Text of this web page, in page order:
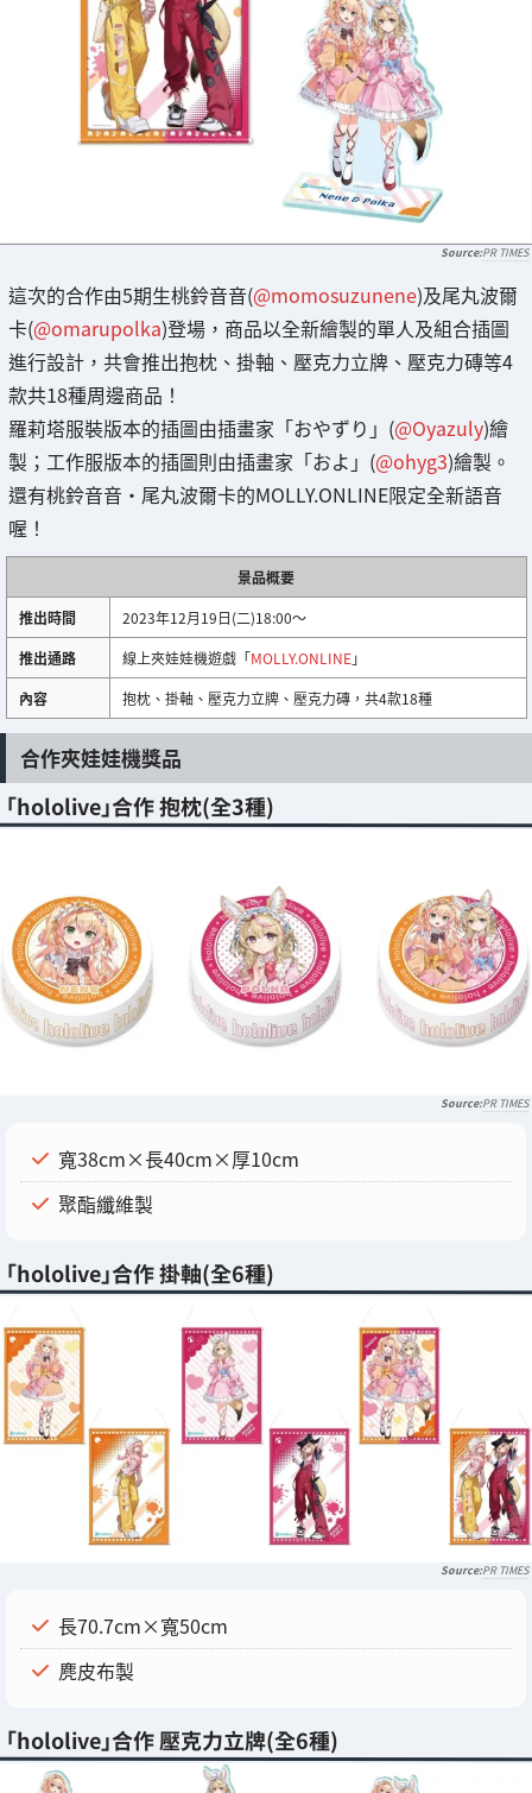
PR TIMES
這次的合作由5期生桃鈴音音(@momosuzunene)及尾丸波爾
卡(@omarupolka)登場，商品以全新繪製的單人及組合插圖
進行設計，共會推出抱枕、掛軸、壓克力立牌、壓克力磚等4
款共18種周邊商品！
羅莉塔服裝版本的插圖由插畫家「おやずり」(@Oyazuly)繪
製；工作服版本的插圖則由插畫家「およ」(@ohyg3)繪製。
還有桃鈴音音・尾丸波爾卡的MOLLY.ONLINE限定全新語音
喔！
景品概要
推出時間
2023年12月19日(二)18:00～
推出通路
線上夾娃娃機遊戲「MOLLY.ONLINE」
內容
抱枕、掛軸、壓克力立牌、壓克力磚，共4款18種
合作夾娃娃機獎品
「hololive」合作 抱枕(全3種)
PR TIMES
寬38cm×長40cm×厚10cm
聚酯纖維製
「hololive」合作 掛軸(全6種)
PR TIMES
長70.7cm×寬50cm
麂皮布製
「hololive」合作 壓克力立牌(全6種)